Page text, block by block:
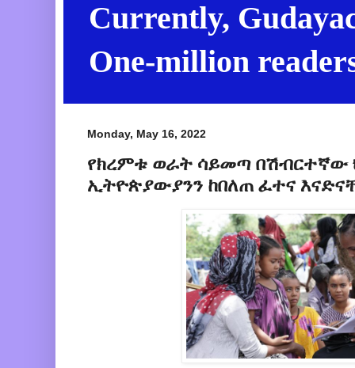
Currently,
One-million
Monday, May 16, 2022
የክረምቱ ወራት ሳይመጣ በሽብርተኛው
ኢትዮጵያውያንን ከበለጠ ፈተና